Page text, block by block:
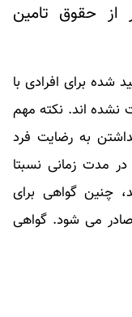
از حقوق تامین
شده برای افرادی با
نشده اند. نکته مهم
به رضایت فرد
مدت زمانی نسبتا
چنین گواهی برای
می شود. گواهی